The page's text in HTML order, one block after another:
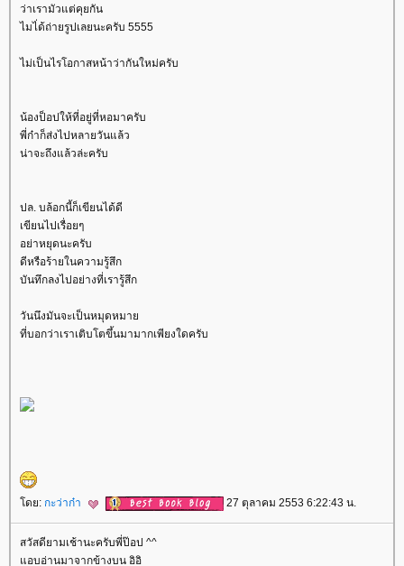
ว่าเรามัวแต่คุยกัน
ไมไ่ด้ถ่ายรูปเลยนะครับ 5555
ไม่เป็นไรโอกาสหน้าว่ากันใหม่ครับ
น้องป็อปให้ที่อยู่ที่หอมาครับ
พี่ก๋าก็ส่งไปหลายวันแล้ว
น่าจะถึงแล้วล่ะครับ
ปล. บล้อกนี้ก็เขียนได้ดี
เขียนไปเรื่อยๆ
อย่าหยุดนะครับ
ดีหรือร้ายในความรู้สึก
บันทึกลงไปอย่างที่เรารู้สึก
วันนึงมันจะเป็นหมุดหมา
ที่บอกว่าเราเติบโตขึ้นมามากเพียงใดครับ
ดย: กะว่าก๋า 27 ตุลาคม 2553 6:22:43 น.
สวัสดียามเช้านะครับพี่ป๊อป ^^
อบอ่านมาจากข้างบน อิอิ